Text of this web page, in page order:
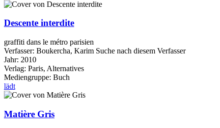
Descente interdite
graffiti dans le métro parisien
Verfasser: Boukercha, Karim Suche nach diesem Verfasser
Jahr: 2010
Verlag: Paris, Alternatives
Mediengruppe: Buch
lädt
Matière Gris